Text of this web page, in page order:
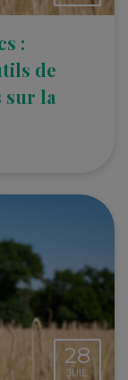
:
de
sur la
28
JUIL.